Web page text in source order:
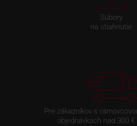
Súbory
na stiahnutie
Pre zákazníkov s
objednávkach nad 300 €